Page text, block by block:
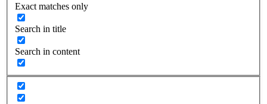
Exact matches only
Search in title
Search in content